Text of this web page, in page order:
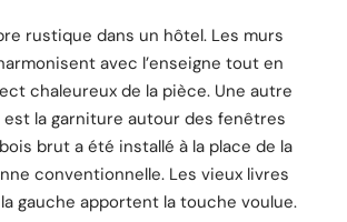
rustique dans un hôtel. Les murs
avec l’enseigne tout en
chaleureux de la pièce. Une autre
la garniture autour des fenêtres
brut a été installé à la place de la
conventionnelle. Les vieux livres
gauche apportent la touche voulue.